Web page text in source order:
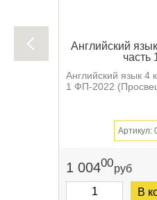
Английский
часть
Английский язык 4
1 ФП-2022
Артикул:
1 00400руб
В